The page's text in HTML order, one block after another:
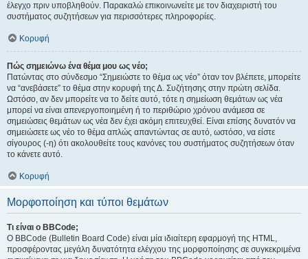
έλεγχο πριν υποβληθούν. Παρακαλώ επικοινωνείτε με τον διαχειριστή του
συστήματος συζητήσεων για περισσότερες πληροφορίες.
Κορυφή
Πώς σημειώνω ένα θέμα μου ως νέο;
Πατώντας στο σύνδεσμο “Σημειώστε το θέμα ως νέο” όταν τον βλέπετε, μπορείτε
να “ανεβάσετε” το θέμα στην κορυφή της Δ. Συζήτησης στην πρώτη σελίδα.
Ωστόσο, αν δεν μπορείτε να το δείτε αυτό, τότε η σημείωση θεμάτων ως νέα
μπορεί να είναι απενεργοποιημένη ή το περιθώριο χρόνου ανάμεσα σε
σημειώσεις θεμάτων ως νέα δεν έχει ακόμη επιτευχθεί. Είναι επίσης δυνατόν να
σημειώσετε ως νέο το θέμα απλώς απαντώντας σε αυτό, ωστόσο, να είστε
σίγουρος (-η) ότι ακολουθείτε τους κανόνες του συστήματος συζητήσεων όταν
το κάνετε αυτό.
Κορυφή
Μορφοποίηση και τύποι θεμάτων
Τι είναι ο BBCode;
Ο BBCode (Bulletin Board Code) είναι μία ιδιαίτερη εφαρμογή της HTML,
προσφέροντας μεγάλη δυνατότητα ελέγχου της μορφοποίησης σε συγκεκριμένα